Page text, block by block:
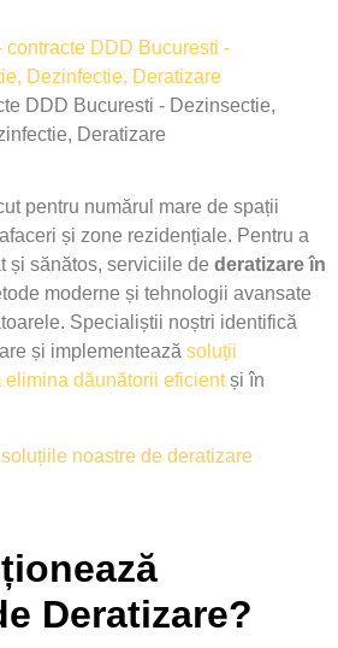
DDD Bucuresti - Dezinsectie,
Deratizare
pentru numărul mare de spații
și zone rezidențiale. Pentru a
și sănătos, serviciile de deratizare în
moderne și tehnologii avansate
Specialiștii noștri identifică
și implementează soluții
elimina dăunătorii eficientși în
noastre de deratizare
Deratizare?